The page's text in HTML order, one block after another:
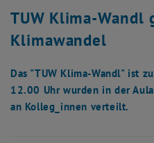
Übersicht
TUW Klima-Wandl
Klimawandel
Das "TUW Klima-Wandl" ist
12.00 Uhr wurden in der
an Kolleg_innen verteilt.